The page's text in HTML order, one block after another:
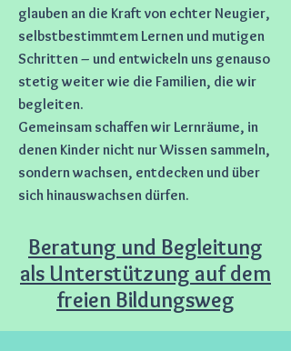
glauben an die Kraft von echter Neugier,
selbstbestimmtem Lernen und mutigen
Schritten – und entwickeln uns genauso
stetig weiter wie die Familien, die wir
begleiten.
Gemeinsam schaffen wir Lernräume, in
denen Kinder nicht nur Wissen sammeln,
sondern wachsen, entdecken und über
sich hinauswachsen dürfen.
Beratung und Begleitung
als Unterstützung auf dem
freien Bildungsweg